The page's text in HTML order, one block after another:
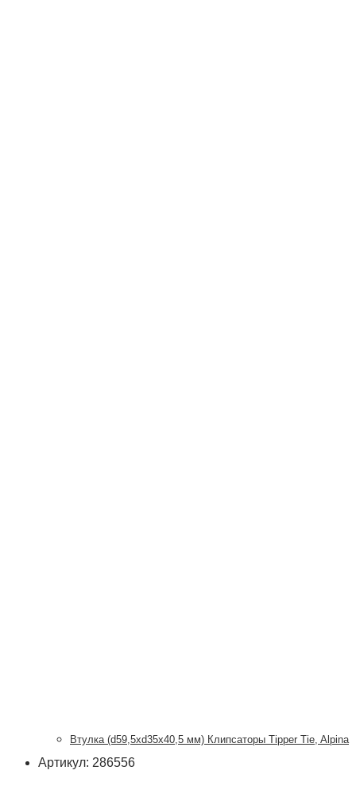
Втулка (d59,5xd35x40,5 мм) Клипсаторы Tipper Tie, Alpina
Артикул: 286556